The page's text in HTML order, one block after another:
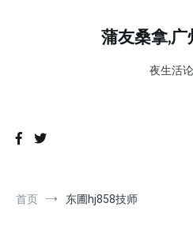
蒲友桑拿,
夜生活
首页 东圃hj858技师